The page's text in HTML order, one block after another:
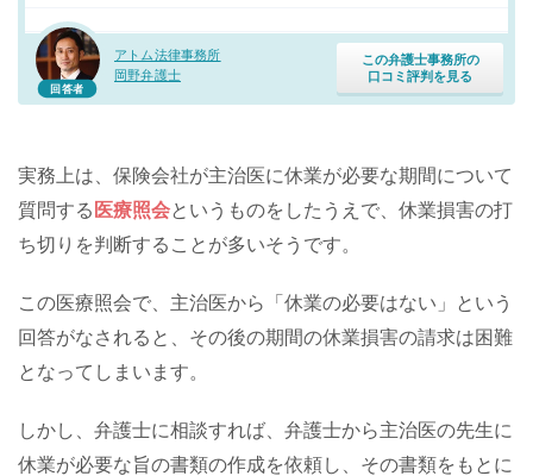
回答者
アトム法律事務所
岡野弁護士
この弁護士事務所の
口コミ評判を見る
実務上は、保険会社が主治医に休業が必要な期間について
質問する 医療照会というものをしたうえで、休業損害の打
ち切りを判断することが多いそうです。
この医療照会で、主治医から「休業の必要はない」という
回答がなされると、その後の期間の休業損害の請求は困難
となってしまいます。
しかし、弁護士に相談すれば、弁護士から主治医の先生に
休業が必要な旨の書類の作成を依頼し、その書類をもとに